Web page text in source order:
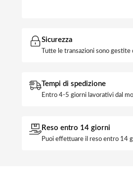
Sicurezza
Tutte le transazioni sono
Tempi di spedizione
Entro 4-5 giorni lavorativi dal
Reso entro 14 giorni
Puoi effettuare il reso entro 14